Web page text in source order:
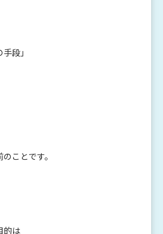
段」
ことです。
的は